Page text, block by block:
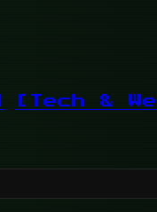
[Tech &